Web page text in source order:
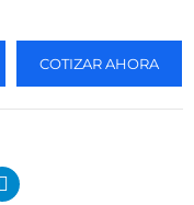
COTIZAR AHORA